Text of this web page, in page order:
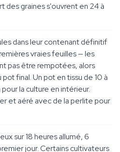
des graines s'ouvrent en 24 à
dans leur contenant définitif
vraies feuilles — les
pas être rempotées, alors
final. Un pot en tissu de 10 à
la culture en intérieur.
et aéré avec de la perlite pour
sur 18 heures allumé, 6
jour. Certains cultivateurs